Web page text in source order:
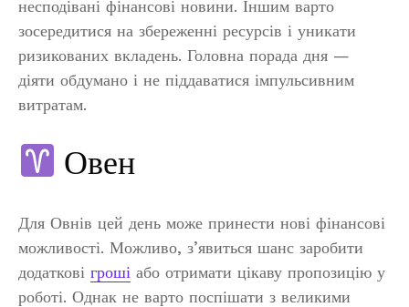
несподівані фінансові новини. Іншим варто
зосередитися на збереженні ресурсів і уникати
ризикованих вкладень. Головна порада дня —
діяти обдумано і не піддаватися імпульсивним
витратам.
Овен
Для Овнів цей день може принести нові фінансові
можливості. Можливо, з’явиться шанс заробити
додаткові гроші або отримати цікаву пропозицію у
роботі. Однак не варто поспішати з великими